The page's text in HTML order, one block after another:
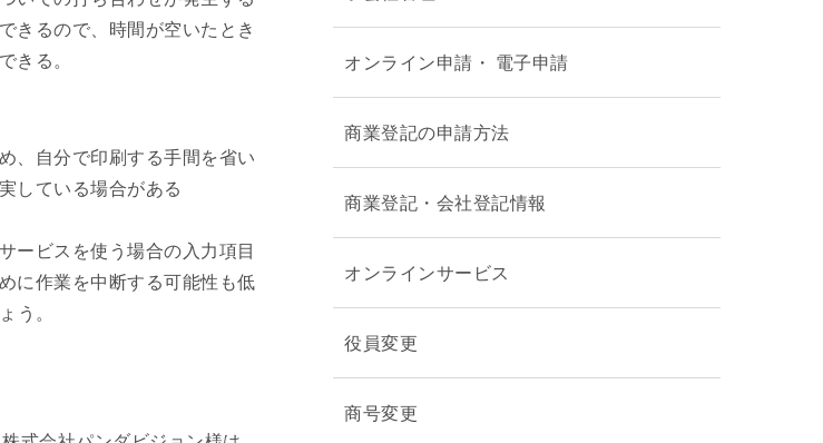
きるので、時間が空いたとき
きる。
、自分で印刷する手間を省い
している場合がある
ービスを使う場合の入力項目
に作業を中断する可能性も低
う。
オンライン申請・ 電子申請
商業登記の申請方法
商業登記・会社登記情報
オンラインサービス
役員変更
商号変更